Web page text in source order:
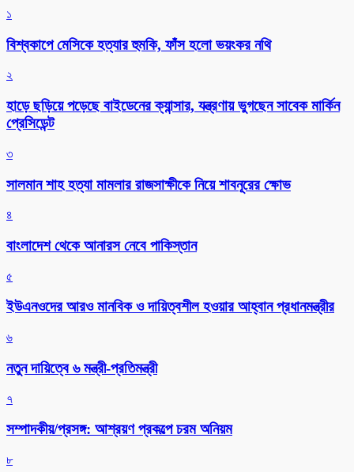
১
বিশ্বকাপে মেসিকে হত্যার হুমকি, ফাঁস হলো ভয়ংকর নথি
২
হাড়ে ছড়িয়ে পড়েছে বাইডেনের ক্যান্সার, যন্ত্রণায় ভুগছেন সাবেক মার্কিন
প্রেসিডেন্ট
৩
সালমান শাহ হত্যা মামলার রাজসাক্ষীকে নিয়ে শাবনূরের ক্ষোভ
৪
বাংলাদেশ থেকে আনারস নেবে পাকিস্তান
৫
ইউএনওদের আরও মানবিক ও দায়িত্বশীল হওয়ার আহ্বান প্রধানমন্ত্রীর
৬
নতুন দায়িত্বে ৬ মন্ত্রী-প্রতিমন্ত্রী
৭
সম্পাদকীয়/প্রসঙ্গ: আশ্রয়ণ প্রকল্পে চরম অনিয়ম
৮